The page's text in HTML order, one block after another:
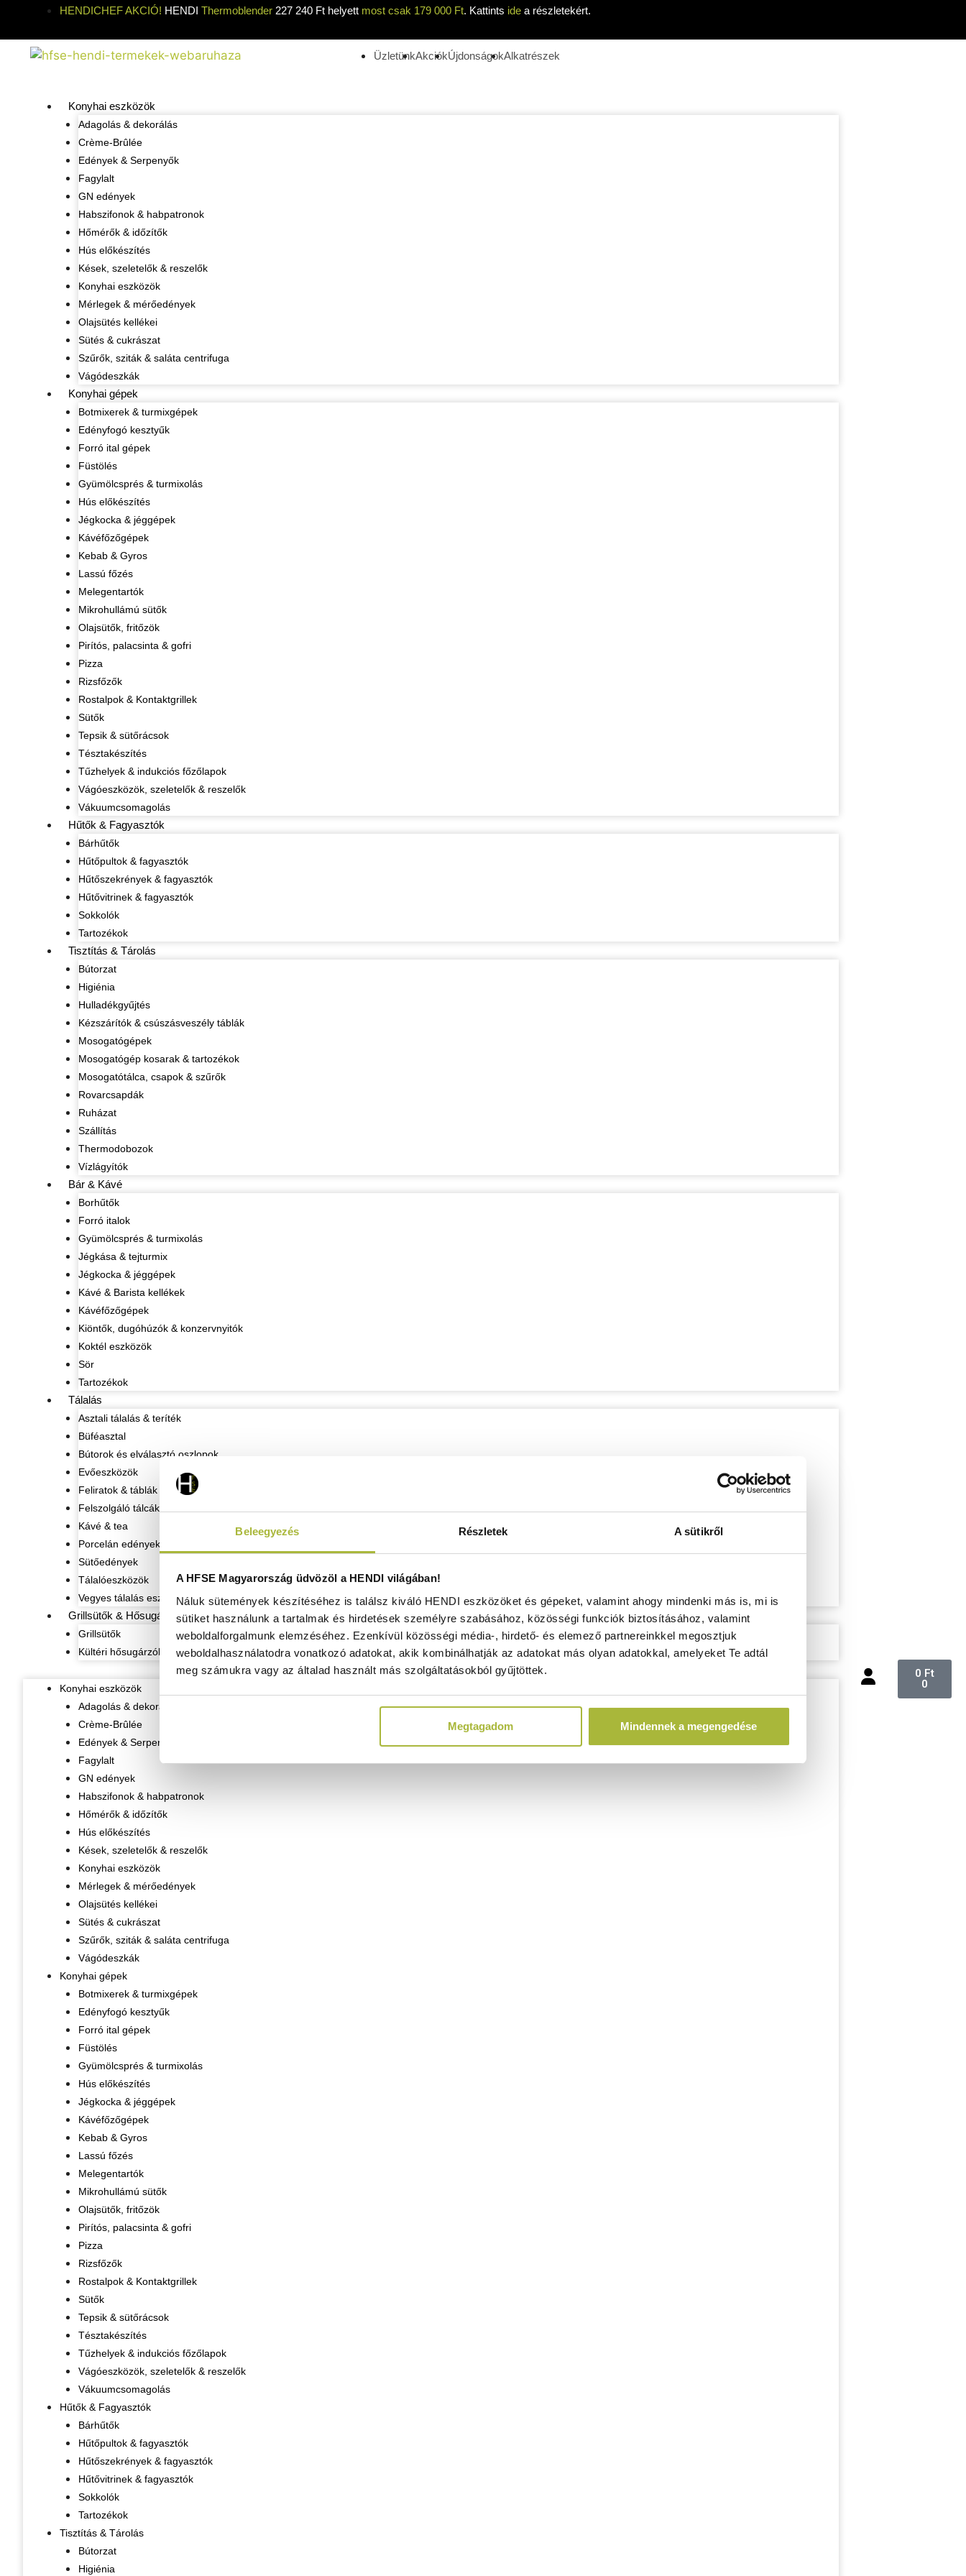
Beleegyezés Részletek A sütikről
A HFSE Magyarország üdvözöl a HENDI világában!
Náluk sütemények készítéséhez is találsz kiváló HENDI eszközöket és gépeket, valamint ahogy mindenki más is, mi is
sütiket használunk a tartalmak és hirdetések személyre szabásához, közösségi funkciók biztosításához, valamint
weboldalforgalmunk elemzéséhez. Ezenkívül közösségi média-, hirdető- és elemező partnereinkkel megosztjuk
weboldalhasználatodra vonatkozó adatokat, akik kombinálhatják az adatokat más olyan adatokkal, amelyeket Te adtál
meg számukra vagy az általad használt más szolgáltatásokból gyűjtöttek.
Megtagadom Mindennek a megengedése
HENDICHEF AKCIÓ! HENDI Thermoblender 227 240 Ft helyett most csak 179 000 Ft. Kattints ide a részletekért.
ÜzletünkAkciókÚjdonságokAlkatrészek
Konyhai eszközök
Adagolás & dekorálás
Crème-Brûlée
Edények & Serpenyők
Fagylalt
GN edények
Habszifonok & habpatronok
Hőmérők & időzítők
Hús előkészítés
Kések, szeletelők & reszelők
Konyhai eszközök
Mérlegek & mérőedények
Olajsütés kellékei
Sütés & cukrászat
Szűrők, sziták & saláta centrifuga
Vágódeszkák
Konyhai gépek
Botmixerek & turmixgépek
Edényfogó kesztyűk
Forró ital gépek
Füstölés
Gyümölcsprés & turmixolás
Hús előkészítés
Jégkocka & jéggépek
Kávéfőzőgépek
Kebab & Gyros
Lassú főzés
Melegentartók
Mikrohullámú sütők
Olajsütők, fritőzök
Pirítós, palacsinta & gofri
Pizza
Rizsfőzők
Rostalpok & Kontaktgrillek
Sütők
Tepsik & sütőrácsok
Tésztakészítés
Tűzhelyek & indukciós főzőlapok
Vágóeszközök, szeletelők & reszelők
Vákuumcsomagolás
Hűtők & Fagyasztók
Bárhűtők
Hűtőpultok & fagyasztók
Hűtőszekrények & fagyasztók
Hűtővitrinek & fagyasztók
Sokkolók
Tartozékok
Tisztítás & Tárolás
Bútorzat
Higiénia
Hulladékgyűjtés
Kézszárítók & csúszásveszély táblák
Mosogatógépek
Mosogatógép kosarak & tartozékok
Mosogatótálca, csapok & szűrők
Rovarcsapdák
Ruházat
Szállítás
Thermodobozok
Vízlágyítók
Bár & Kávé
Borhűtők
Forró italok
Gyümölcsprés & turmixolás
Jégkása & tejturmix
Jégkocka & jéggépek
Kávé & Barista kellékek
Kávéfőzőgépek
Kiöntők, dugóhúzók & konzervnyitók
Koktél eszközök
Sör
Tartozékok
Tálalás
Asztali tálalás & teríték
Büféasztal
Bútorok és elválasztó oszlopok
Evőeszközök
Feliratok & táblák
Felszolgáló tálcák
Kávé & tea
Porcelán edények
Sütőedények
Tálalóeszközök
Vegyes tálalás eszközök
Grillsütők & Hősugárzók
Grillsütők
Kültéri hősugárzók
Konyhai eszközök
Adagolás & dekorálás
Crème-Brûlée
Edények & Serpenyők
Fagylalt
GN edények
Habszifonok & habpatronok
Hőmérők & időzítők
Hús előkészítés
Kések, szeletelők & reszelők
Konyhai eszközök
Mérlegek & mérőedények
Olajsütés kellékei
Sütés & cukrászat
Szűrők, sziták & saláta centrifuga
Vágódeszkák
Konyhai gépek
Botmixerek & turmixgépek
Edényfogó kesztyűk
Forró ital gépek
Füstölés
Gyümölcsprés & turmixolás
Hús előkészítés
Jégkocka & jéggépek
Kávéfőzőgépek
Kebab & Gyros
Lassú főzés
Melegentartók
Mikrohullámú sütők
Olajsütők, fritőzök
Pirítós, palacsinta & gofri
Pizza
Rizsfőzők
Rostalpok & Kontaktgrillek
Sütők
Tepsik & sütőrácsok
Tésztakészítés
Tűzhelyek & indukciós főzőlapok
Vágóeszközök, szeletelők & reszelők
Vákuumcsomagolás
Hűtők & Fagyasztók
Bárhűtők
Hűtőpultok & fagyasztók
Hűtőszekrények & fagyasztók
Hűtővitrinek & fagyasztók
Sokkolók
Tartozékok
Tisztítás & Tárolás
Bútorzat
Higiénia
0 Ft
0